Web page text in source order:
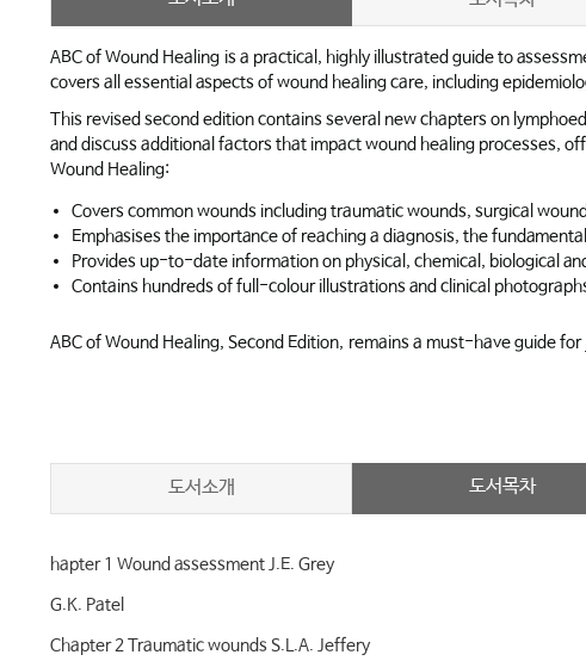
ABC of Wound Healing is a practical, highly illustrated guide to
covers all essential aspects of wound healing care, including
This revised second edition contains several new chapters on
and discuss additional factors that impact wound healing processes,
Wound Healing:
Covers common wounds including traumatic wounds, surgical
Emphasises the importance of reaching a diagnosis, the
Provides up-to-date information on physical, chemical, biological
Contains hundreds of full-colour illustrations and clinical
ABC of Wound Healing, Second Edition, remains a must-have guide
도서소개 도서목차
hapter 1 Wound assessment J.E. Grey
G.K. Patel
Chapter 2 Traumatic wounds S.L.A. Jeffery